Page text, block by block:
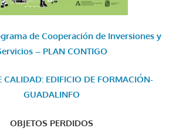
de Cooperación de Inversiones y
– PLAN CONTIGO
CALIDAD: EDIFICIO DE FORMACIÓN-
GUADALINFO
OBJETOS PERDIDOS